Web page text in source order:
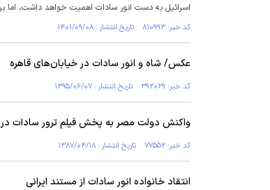
اسرائیل به دست انور سادات اهمیت خواهد داشت، اما بن
کد خبر: ۸۱۰۹۹۳ تاریخ انتشار : ۱۴۰۱/۰۹/۰۸
عکس/ شاه و انور سادات در خیابان‌های قاهره
کد خبر: ۳۹۲۰۲۹ تاریخ انتشار : ۱۳۹۵/۰۶/۰۷
واکنش دولت مصر به پخش فیلم ترور سادات در
کد خبر: ۷۷۵۵۲ تاریخ انتشار : ۱۳۸۷/۰۴/۱۸
انتقاد خانواده انور سادات از مستند ایرانی